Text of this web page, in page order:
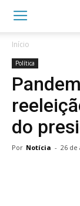
Início
Política
do
Por Notícia - 26 de